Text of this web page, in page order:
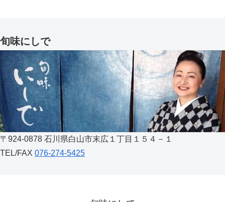
旬味にしで
〒924-0878 石川県白山市末広１丁目１５４－１
TEL/FAX 076-274-5425